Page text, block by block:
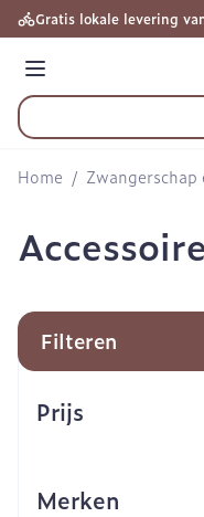
Ga naar de inhoud
Gratis lokale levering
Menu
Product, merk,
Home / Zwangerschap
Filteren
Prijs
Merken